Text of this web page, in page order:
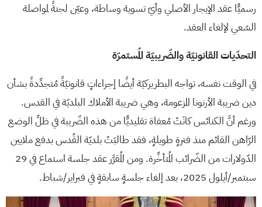
رسميًّا عقد الإيجار الأصلي وأيّ تسوية وساطة، وعيّن لجنةً لمواصلة
السّعي لإلغاء العقد.
التحدّيات القانونيّة والضّريبيّة المُستمرّة
في الوقت نفسه، تواجه البطريركيّة أيضًا إجراءاتٍ قانونيّةً مُتجدِّدةً بشأن
دين ضريبة الأرنونا المزعومة، وهي ضريبة الأملاك البلديّة في القدس.
ورغم أنَّ الكنائس كانَتْ مُعفاة تقليديًّا من هذه الضّريبة في ظلِّ الوضع
الرّاهن القائم منذ فترةٍ طويلةٍ، فقد طالبَتْ بلديّة القُدس بدفع ملايين
الدّولارات من الضّرائب المُتأخِّرة. ومن المُقرَّر عقد جلسة استماع في 29
سبتمبر/أيلول 2025، بعد إلغاء جلسةٍ سابقةٍ في فبراير/شباط.